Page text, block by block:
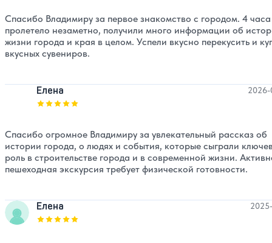
Спасибо Владимиру за первое знакомство с городом. 4 часа
пролетело незаметно, получили много информации об
жизни города и края в целом. Успели вкусно перекусить и
вкусных сувениров.
Елена
Оценка, количество звезд:
2026-
Спасибо огромное Владимиру за увлекательный рассказ об
истории города, о людях и события, которые сыграли
роль в строительстве города и в современной жизни.
пешеходная экскурсия требует физической готовности.
Елена
Оценка, количество звезд: